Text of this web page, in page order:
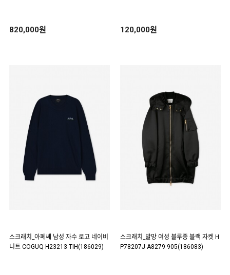
820,000원 120,000원
스크래치_아페쎄 남성 자수 로고 네이비
니트 COGUQ H23213 TIH(186029)
스크래치_발망 여성 블루종 블랙 자켓 H
P78207J A8279 905(186083)